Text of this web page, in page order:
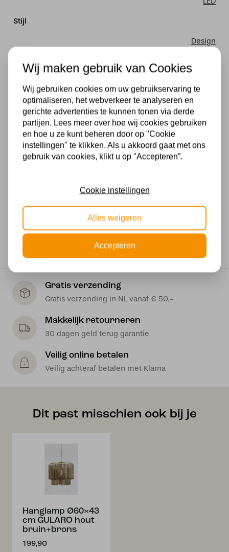
Stijl
Design
EAN
8717807610937
Merk
Light & Living lampen
1500 mm
Gratis verzending
Gratis verzending in NL vanaf € 50,-
Makkelijk retourneren
30 dagen geld terug garantie
Veilig online betalen
Veilig achteraf betalen met Klarna
Dit past misschien ook bij je
Hanglamp Ø60×43
cm GULARO hout
bruin+brons
199,90
Wij maken gebruik van Cookies
Wij gebruiken cookies om uw gebruikservaring te
optimaliseren, het webverkeer te analyseren en
gerichte advertenties te kunnen tonen via derde
partijen. Lees meer over hoe wij cookies gebruiken
en hoe u ze kunt beheren door op "Cookie
instellingen" te klikken. Als u akkoord gaat met ons
gebruik van cookies, klikt u op "Accepteren”.
Cookie instellingen
Alles weigeren
Accepteren